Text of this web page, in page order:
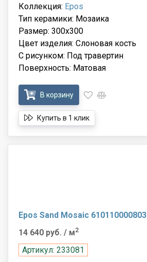
Коллекция: Epos
Тип керамики: Мозаика
Размер: 300x300
Цвет изделия: Слоновая кость
С рисунком: Под травертин
Поверхность: Матовая
В корзину
Купить в 1 клик
Epos Sand Mosaic 610110000803
14 640 руб. / м2
Артикул: 233081